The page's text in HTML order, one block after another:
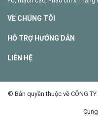
VỀ CHÚNG TÔI
HỖ TRỢ HƯỚNG DẪN
LIÊN HỆ
© Bản quyền thuộc về CÔNG TY